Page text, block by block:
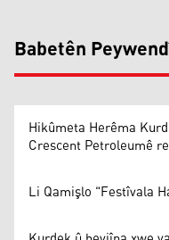
Babetên
Hikûmeta Herêma
Crescent Petroleumê
Li Qamişlo "Festîvala